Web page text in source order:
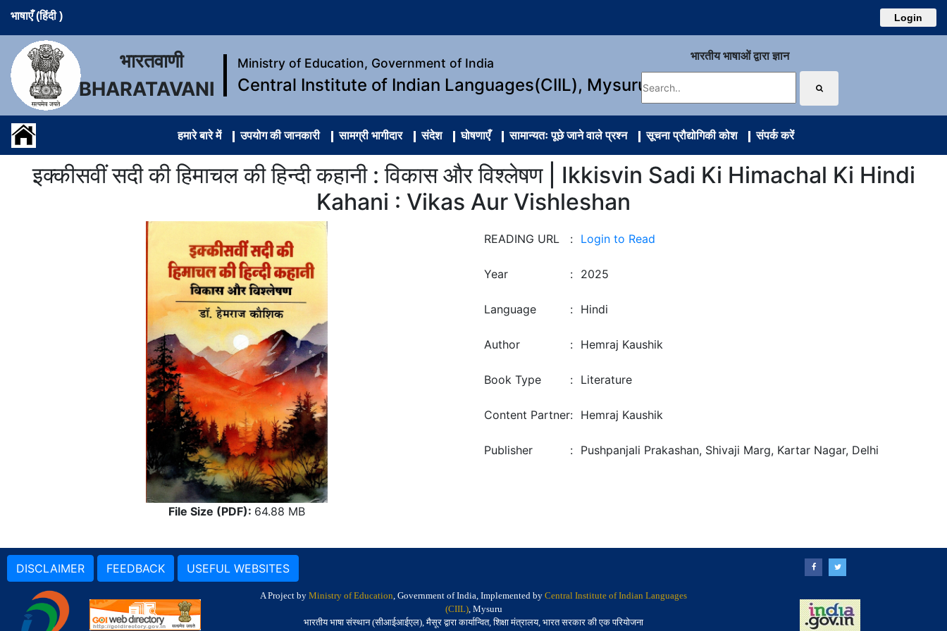
भाषाएँ (हिंदी ) Login
भारतवाणी
BHARATAVANI
Ministry of Education, Government of India
Central Institute of Indian Languages(CIIL), Mysuru
भारतीय भाषाओं द्वारा ज्ञान
हमारे बारे में उपयोग की जानकारी सामग्री भागीदार संदेश घोषणाएँ सामान्यतः पूछे जाने वाले प्रश्न सूचना प्रौद्योगिकी कोश संपर्क करें
इक्कीसवीं सदी की हिमाचल की हिन्दी कहानी : विकास और विश्लेषण | Ikkisvin Sadi Ki Himachal Ki Hindi
Kahani : Vikas Aur Vishleshan
File Size (PDF): 64.88 MB
READING URL : Login to Read
Year : 2025
Language : Hindi
Author : Hemraj Kaushik
Book Type : Literature
Content Partner: Hemraj Kaushik
Publisher : Pushpanjali Prakashan, Shivaji Marg, Kartar Nagar, Delhi
DISCLAIMER FEEDBACK USEFUL WEBSITES
A Project by Ministry of Education, Government of India, Implemented by Central Institute of Indian Languages
(CIIL), Mysuru
भारतीय भाषा संस्थान (सीआईआईएल), मैसूर द्वारा कार्यान्वित, शिक्षा मंत्रालय, भारत सरकार की एक परियोजना